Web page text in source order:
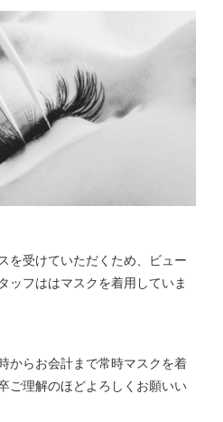
を受けていただくため、ビュー
ッフははマスクを着用していま
からお会計まで常時マスクを着
ご理解のほどよろしくお願いい